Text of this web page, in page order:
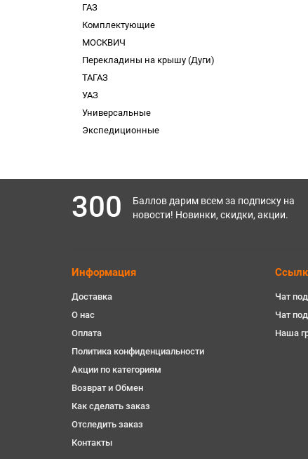
ГАЗ
Комплектующие
МОСКВИЧ
Перекладины на крышу (Дуги)
ТАГАЗ
УАЗ
Универсальные
Экспедиционные
300
Баллов дарим всем за подписку на
новости! Новинки, скидки, акции.
Информация
Доставка
О нас
Оплата
Политика конфиденциальности
Акции по категориям
Возврат и Обмен
Как сделать заказ
Отследить заказ
Контакты
Чат
Чат
Наша